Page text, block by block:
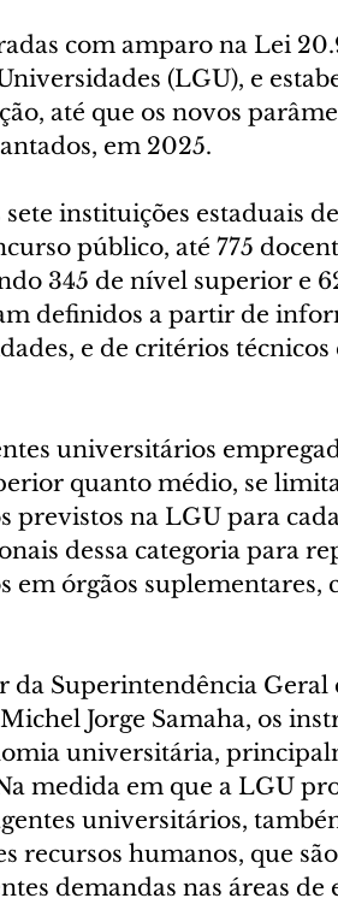
com amparo na Lei
(LGU), e
até que os novos
em 2025.
sete instituições estaduais
público, até 775
345 de nível superior e
definidos a partir de
e de critérios técnicos
universitários
quanto médio, se
previstos na LGU para
dessa categoria para
em órgãos suplementares,
da Superintendência Geral
Jorge Samaha, os
universitária,
medida em que a LGU
universitários,
recursos humanos, que
demandas nas áreas de